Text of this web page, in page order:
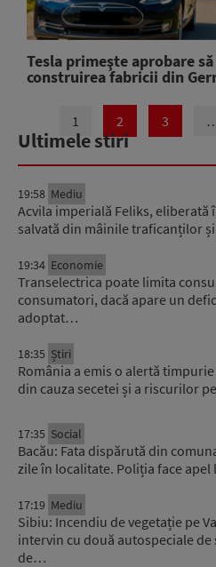
Tesla primeşte aprobare
construirea fabricii din
1 2 3
Ultimele stiri
19:58 Mediu
Acvila imperială Feliks, eliberată
salvată din mâinile traficanților
19:34 Economie
Transelectrica poate limita
consumatori, dacă apare un
adoptat…
18:35 Știri
România a emis o alertă
din cauza secetei și a riscurilor
17:35 Social
Bacău: Fata dispărută din
zile în localitate. Poliția face
17:19 Mediu
Sibiu: Incendiu de vegetație pe
intervin cu două autospeciale
de…